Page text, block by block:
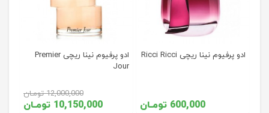
ادو پرفیوم نینا ریچی Premier
Jour
10,150,000 تومـان
12,000,000 تومـان
ادو پرفیوم نینا ریچی Ricci Ricci
600,000 تومـان